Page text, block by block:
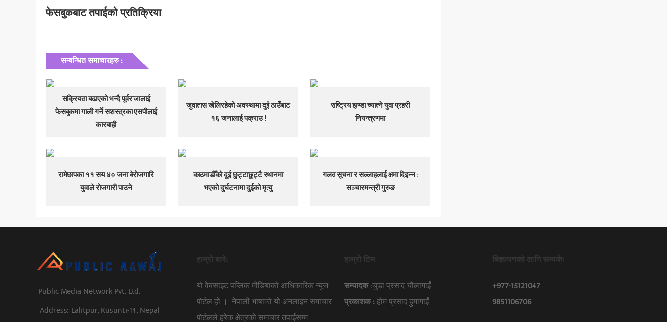
फेसबुकबाट तपाईको प्रतिक्रिया
सम्बन्धित समाचारहरु :
सक्रियता बढाएको भन्दै पूर्वराजालाई
फेसबुकमा गाली गर्ने सशस्त्रका एसपीलाई
कारबाही
जुवातास खेलिरहेको अवस्थामा दुई ठाउँबाट
१६ जनालाई पक्राउ !
राष्ट्रिय झण्डा च्यात्ने युवा प्रहरी
नियन्त्रणमा
रामेछापका ११ सय ४० जना बेराेजगारि
युवाले रोजगारी पाउने
काठमाडौँको दुई छुट्टाछुट्टै स्थानमा
भएको दुर्घटनामा दुईको मृत्यु
गलत सूचना र सल्लाहलाई क्षमा दिइन्न :
सञ्चारमन्त्री गुरुङ
Public Media Network Pvt. Ltd.
Address: Lalitpur, Kusunti-14, Nepal
हाम्रो बारे:
यो वेबसाइट पब्लिक मीडियाको आधिकारिक न्युज
पोर्टल हो । नेपाली भाषाको यो अनलाइन समाचार
पोर्टलले हरेक क्षेत्रको समाचार तपाईसम्म
हाम्रो टिम
सम्पादक:चुडा प्रसाद चौलागाईं
प्रकाशक :होम प्रसाद हुमागाईं
बिज्ञापनको लागि सम्पर्क:
+977-15121047
9851106706